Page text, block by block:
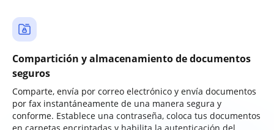
Compartición y almacenamiento de documentos
seguros
Comparte, envía por correo electrónico y envía documentos
por fax instantáneamente de una manera segura y
conforme. Establece una contraseña, coloca tus documentos